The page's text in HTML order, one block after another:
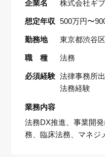
企業名 株式会社ギ
想定年収 500万円〜
勤務地 東京都渋谷区
職 種 法務
必須経験 法律事務所
法務経験
業務内容
法務DX推進、事業開
務、臨床法務、マネジ